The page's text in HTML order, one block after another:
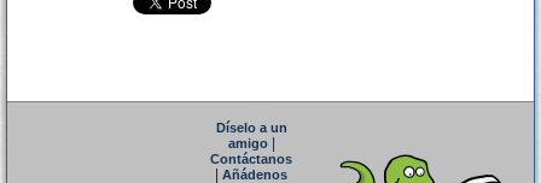
Díselo a un
amigo|
Contáctanos
Añádenos